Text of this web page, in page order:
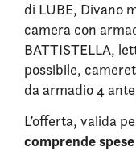
di LUBE, Divano
camera con
BATTISTELLA,
possibile,
da armadio 4
L’offerta, valida
comprende